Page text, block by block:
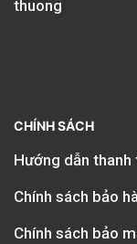
CHÍNH SÁCH
Hướng dẫn thanh
Chính sách bảo
Chính sách bảo